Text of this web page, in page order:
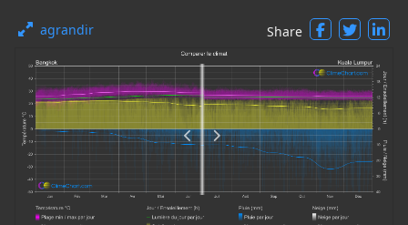
agrandir Share